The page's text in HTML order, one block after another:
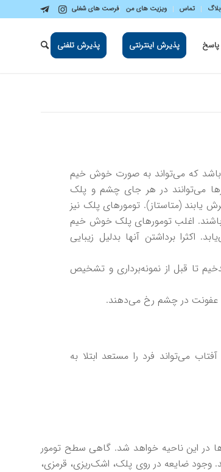
تماس ویزیت های من فرصت های شغلی
پذیرش اینترنتی پذیرش تلفنی
که می‌تواند به صورت خوش خیم
می‌توانند در هر جای چشم و پلک
(متاستاز). تومورهای پلک نیز
باشند. اغلب تومورهای پلک خوش خیم
اکثرا برداشتن آنها بدلیل زیبایی
تا قبل از نمونه‌برداری و تشخیص
عفونت در چشم رخ می‌دهند.
می‌تواند فرد را مستعد ابتلا به
در این ناحیه خواهد شد. گاهی سطح تومور
وجود ضایعه در روی پلک، اشک‌ریزی، قرمزی،